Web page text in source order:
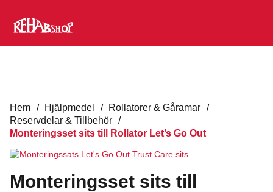
Hem / Hjälpmedel / Rollatorer & Gåramar /
Reservdelar & Tillbehör /
Monteringsset sits till Rollator Let’s Go Out
Monteringsset sits till